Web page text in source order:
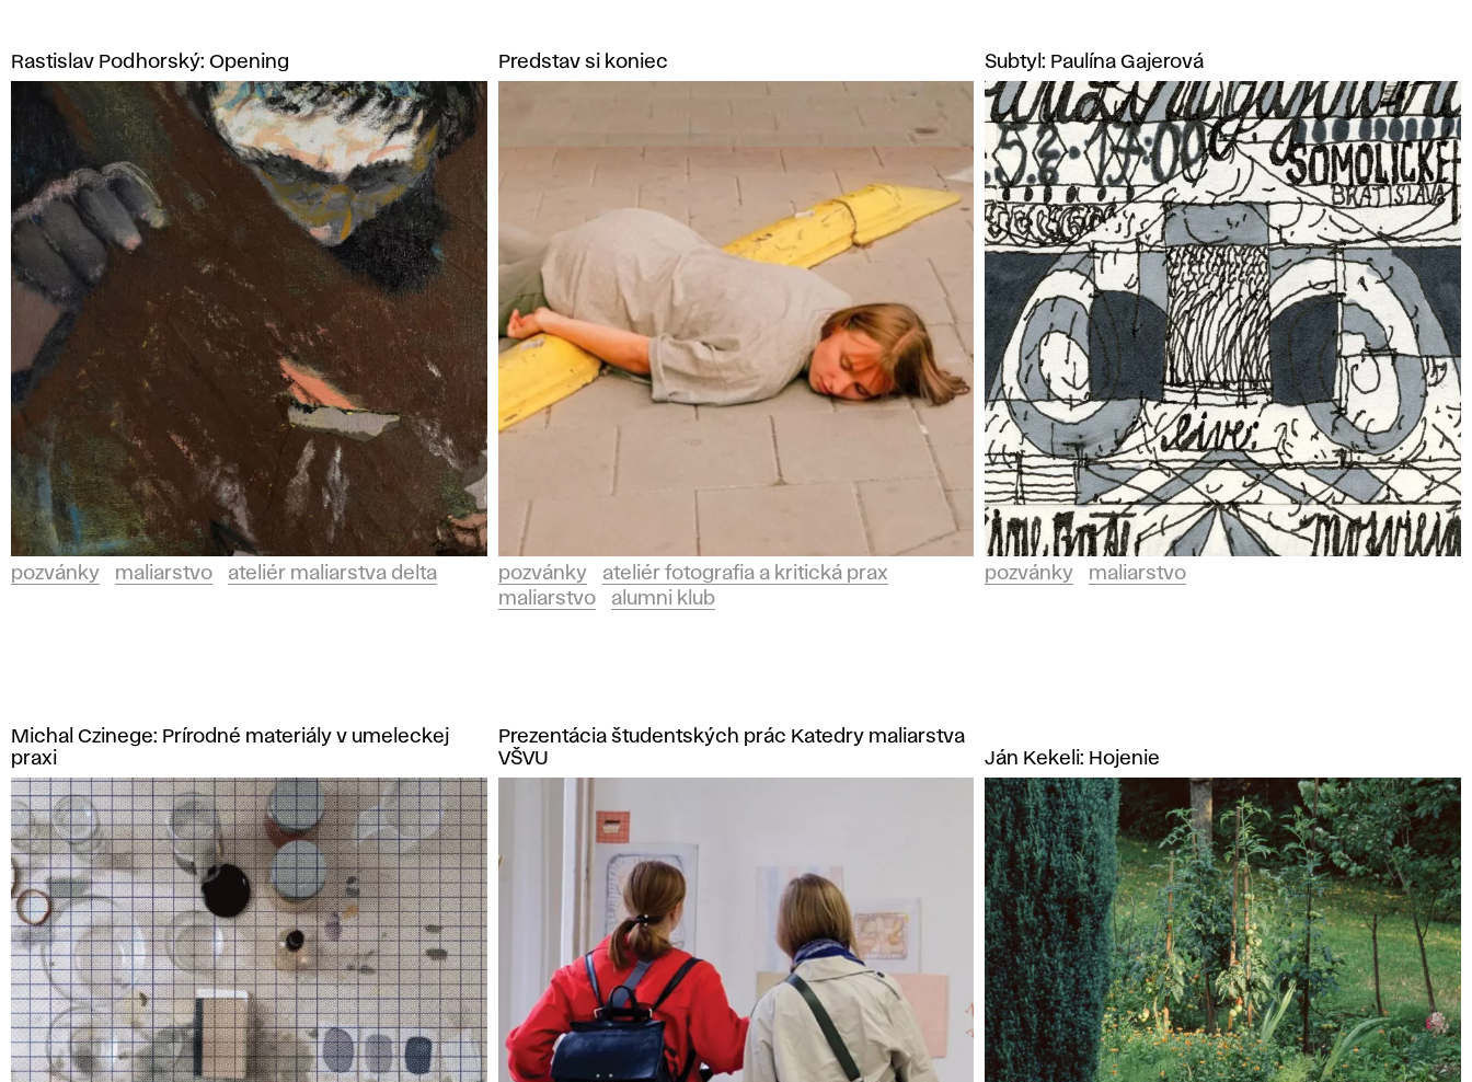
Rastislav Podhorský: Opening
pozvánky maliarstvo ateliér maliarstva delta
Predstav si koniec
pozvánky
ateliér fotografia a kritická prax
maliarstvo
alumni klub
Subtyl: Paulína Gajerová
pozvánky maliarstvo
Michal Czinege: Prírodné materiály v umeleckej
praxi
Prezentácia študentských prác Katedry maliarstva
VŠVU
Ján Kekeli: Hojenie